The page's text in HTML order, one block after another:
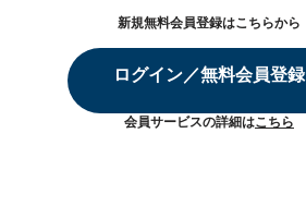
新規無料会員登録はこちらから
ログイン／無料会員登録
会員サービスの詳細はこちら